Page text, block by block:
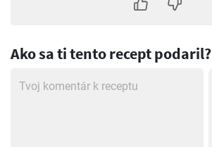
Ako sa ti tento recept podaril?